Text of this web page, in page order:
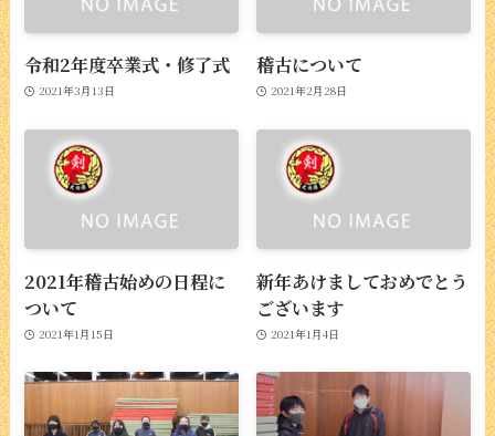
令和2年度卒業式・修了式
2021年3月13日
稽古について
2021年2月28日
2021年稽古始めの日程に
ついて
2021年1月15日
新年あけましておめでとう
ございます
2021年1月4日